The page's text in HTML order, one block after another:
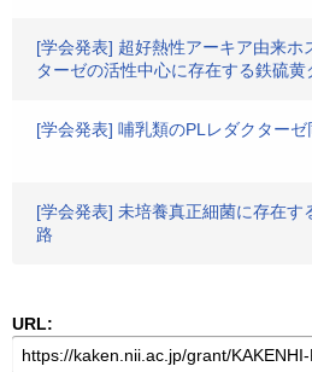
[学会発表] 超好熱性アーキア由来ホ
ターゼの活性中心に存在する鉄硫
[学会発表] 哺乳類のPLレダクター
[学会発表] 未培養真正細菌に存在す
路
URL: